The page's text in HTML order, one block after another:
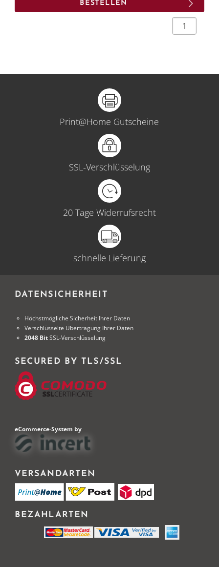
Print@Home Gutscheine
SSL-Verschlüsselung
20 Tage Widerrufsrecht
schnelle Lieferung
DATENSICHERHEIT
Höchstmögliche Sicherheit Ihrer Daten
Verschlüsselte Übertragung Ihrer Daten
2048 BitSSL-Verschlüsselung
SECURED BY TLS/SSL
eCommerce-System by
VERSANDARTEN
BEZAHLARTEN